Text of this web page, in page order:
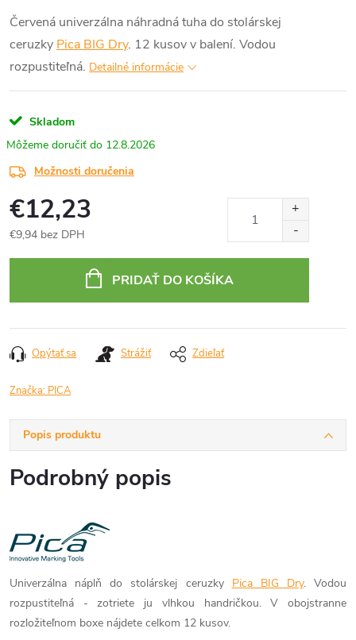
Červená univerzálna náhradná tuha do stolárskej
ceruzky Pica BIG Dry. 12 kusov v balení. Vodou
rozpustiteľná. Detailné informácie
Skladom
12.8.2026
Možnosti doručenia
€12,23
€9,94 bez DPH
PRIDAŤ DO KOŠÍKA
Opýtať sa Strážiť Zdieľať
Značka: PICA
Popis produktu
Podrobný popis
Univerzálna náplň do stolárskej ceruzky Pica BIG Dry. Vodou
rozpustiteľná - zotriete ju vlhkou handričkou. V obojstranne
rozložiteľnom boxe nájdete celkom 12 kusov.